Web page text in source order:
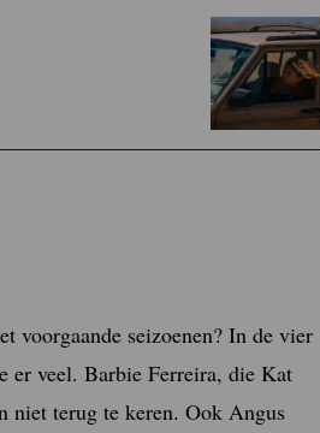
voorgaande seizoenen? In de vier
er veel. Barbie Ferreira, die Kat
niet terug te keren. Ook Angus